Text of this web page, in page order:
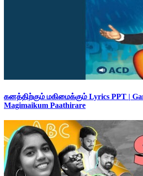
கனத்திற்கும் மகிமைக்கும் Lyrics PPT |
Magimaikum Paathirare